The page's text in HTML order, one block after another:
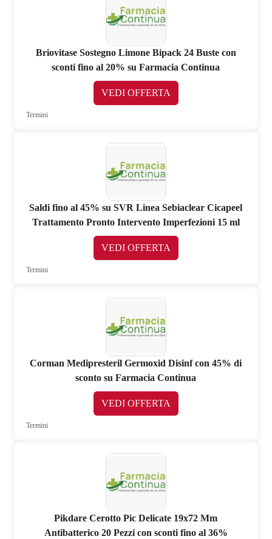
Briovitase Sostegno Limone Bipack 24 Buste con
sconti fino al 20% su Farmacia Continua
VEDI OFFERTA
Termini
Saldi fino al 45% su SVR Linea Sebiaclear Cicapeel
Trattamento Pronto Intervento Imperfezioni 15 ml
VEDI OFFERTA
Termini
Corman Medipresteril Germoxid Disinf con 45% di
sconto su Farmacia Continua
VEDI OFFERTA
Termini
Pikdare Cerotto Pic Delicate 19x72 Mm
Antibatterico 20 Pezzi con sconti fino al 36%